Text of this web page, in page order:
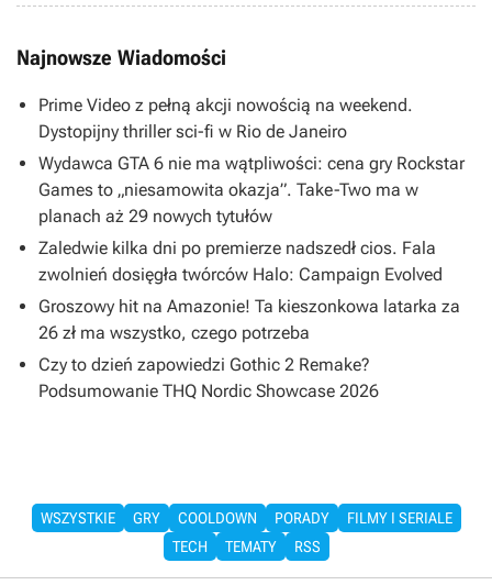
Najnowsze Wiadomości
Prime Video z pełną akcji nowością na weekend.
Dystopijny thriller sci-fi w Rio de Janeiro
Wydawca GTA 6 nie ma wątpliwości: cena gry Rockstar
Games to „niesamowita okazja”. Take-Two ma w
planach aż 29 nowych tytułów
Zaledwie kilka dni po premierze nadszedł cios. Fala
zwolnień dosięgła twórców Halo: Campaign Evolved
Groszowy hit na Amazonie! Ta kieszonkowa latarka za
26 zł ma wszystko, czego potrzeba
Czy to dzień zapowiedzi Gothic 2 Remake?
Podsumowanie THQ Nordic Showcase 2026
WSZYSTKIE GRY COOLDOWN PORADY
FILMY I SERIALE
TECH
TEMATY RSS